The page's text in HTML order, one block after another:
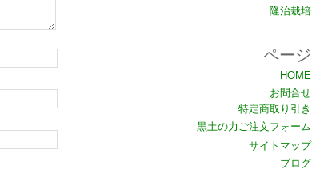
隆治栽培
ページ
HOME
お問合せ
特定商取り引き
黒土の力ご注文フォーム
サイトマップ
ブログ